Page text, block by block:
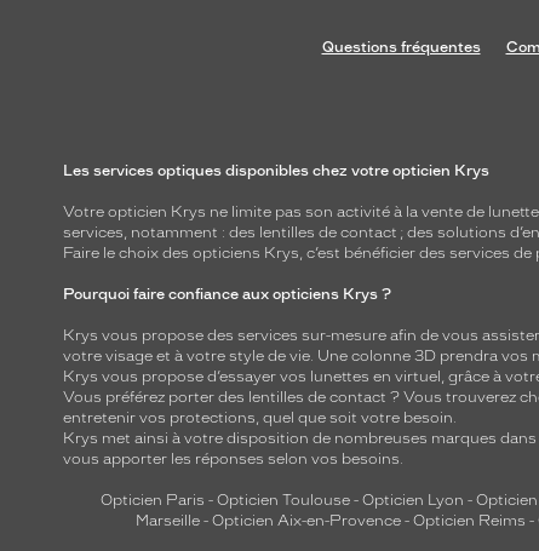
Questions fréquentes
Les services optiques disponibles chez votre opticien Krys
Votre opticien Krys ne limite pas son activité à la vente de
services, notamment : des lentilles de contact ; des solutions
Faire le choix des opticiens Krys, c’est bénéficier des services
Pourquoi faire confiance aux opticiens Krys ?
Krys vous propose des services sur-mesure afin de vous
votre visage et à votre style de vie. Une colonne 3D prendra
Krys vous propose d’essayer vos lunettes en virtuel, grâce à
Vous préférez porter des lentilles de contact ? Vous trouverez
entretenir vos protections, quel que soit votre besoin.
Krys met ainsi à votre disposition de nombreuses marques
vous apporter les réponses selon vos besoins.
Opticien Paris - Opticien Toulouse - Opticien Lyon -
Marseille - Opticien Aix-en-Provence - Opticien Reims -